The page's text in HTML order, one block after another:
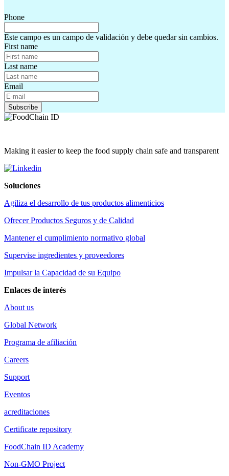
Phone
Este campo es un campo de validación y debe quedar sin cambios.
First name
Last name
Email
Making it easier to keep the food supply chain safe and transparent
Soluciones
Agiliza el desarrollo de tus productos alimenticios
Ofrecer Productos Seguros y de Calidad
Mantener el cumplimiento normativo global
Supervise ingredientes y proveedores
Impulsar la Capacidad de su Equipo
Enlaces de interés
About us
Global Network
Programa de afiliación
Careers
Support
Eventos
acreditaciones
Certificate repository
FoodChain ID Academy
Non-GMO Project